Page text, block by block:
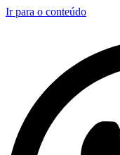
Ir para o conteúdo